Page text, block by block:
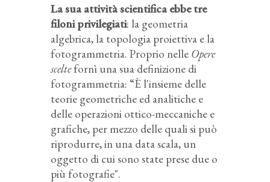
La sua attività scientifica ebbe tre
filoni privilegiati: la geometria
algebrica, la topologia proiettiva e la
fotogrammetria. Proprio nelle Opere
sceltefornì una sua definizione di
fotogrammetria: “È l'insieme delle
teorie geometriche ed analitiche e
delle operazioni ottico-meccaniche e
grafiche, per mezzo delle quali si può
riprodurre, in una data scala, un
oggetto di cui sono state prese due o
più fotografie".